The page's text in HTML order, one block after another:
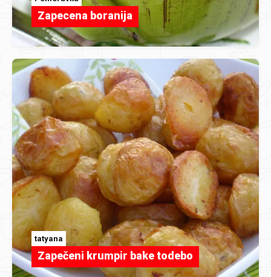
Zapecena boranija
tatyana
Zapečeni krumpir bake todebo